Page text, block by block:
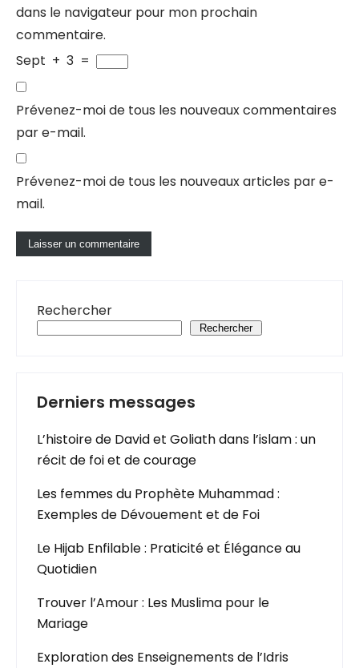
dans le navigateur pour mon prochain
commentaire.
Sept + 3 =
Prévenez-moi de tous les nouveaux commentaires
par e-mail.
Prévenez-moi de tous les nouveaux articles par e-
mail.
Rechercher
Rechercher
Derniers messages
L’histoire de David et Goliath dans l’islam : un
récit de foi et de courage
Les femmes du Prophète Muhammad :
Exemples de Dévouement et de Foi
Le Hijab Enfilable : Praticité et Élégance au
Quotidien
Trouver l’Amour : Les Muslima pour le
Mariage
Exploration des Enseignements de l’Idris